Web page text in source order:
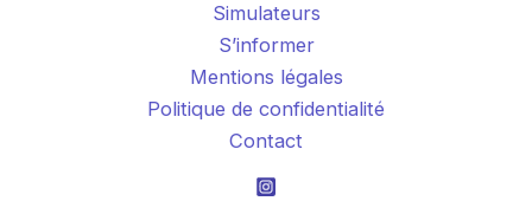
Simulateurs
S’informer
Mentions légales
Politique de confidentialité
Contact